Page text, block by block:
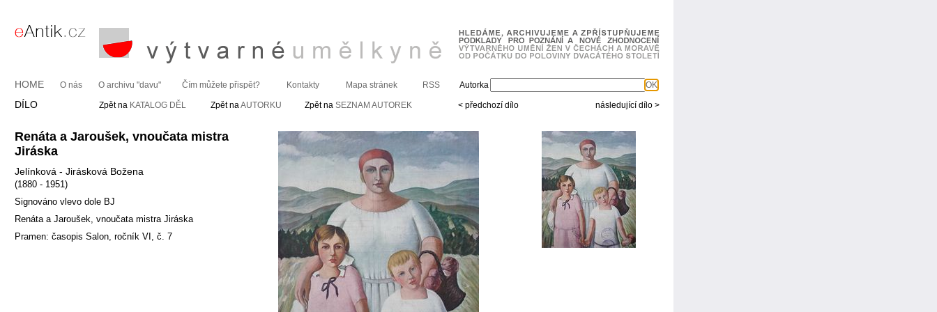
HOME O nás O archivu "davu" Čím můžete přispět? Kontakty Mapa stránek RSS Autorka OK
DÍLO Zpět na KATALOG DĚL Zpět naAUTORKU Zpět na SEZNAM AUTOREK < předchozí dílo následující dílo >
Renáta a Jaroušek, vnoučata mistra
Jiráska
Jelínková - Jirásková Božena
(1880 - 1951)
Signováno vlevo dole BJ
Renáta a Jaroušek, vnoučata mistra Jiráska
Pramen: časopis Salon, ročník VI, č. 7